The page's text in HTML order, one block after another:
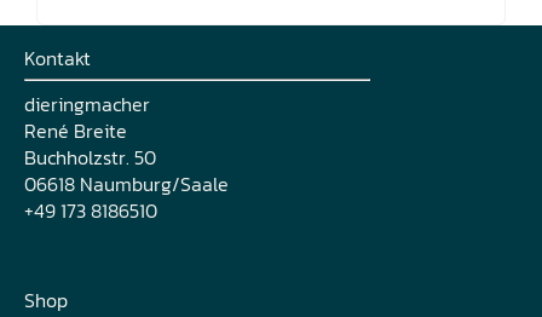
Kontakt
dieringmacher
René Breite
Buchholzstr. 50
06618 Naumburg/Saale
+49 173 8186510
Shop